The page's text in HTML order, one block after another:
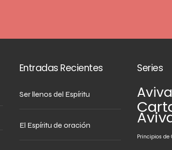
Entradas Recientes
Ser llenos del Espíritu
El Espíritu de oración
Series
Principios de